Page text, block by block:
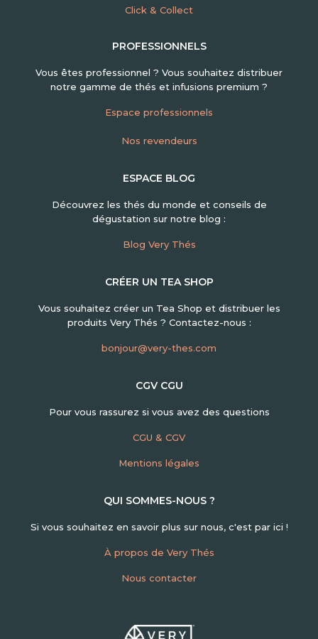
Click & Collect
PROFESSIONNELS
Vous êtes professionnel ? Vous souhaitez distribuer
notre gamme de thés et infusions premium ?
Espace professionnels
Nos revendeurs
ESPACE BLOG
Découvrez les thés du monde et conseils de
dégustation sur notre blog :
Blog Very Thés
CRÉER UN TEA SHOP
Vous souhaitez créer un Tea Shop et distribuer les
produits Very Thés ? Contactez-nous :
bonjour@very-thes.com
CGV CGU
Pour vous rassurez si vous avez des questions
CGU & CGV
Mentions légales
QUI SOMMES-NOUS ?
Si vous souhaitez en savoir plus sur nous, c'est par ici !
À propos de Very Thés
Nous contacter